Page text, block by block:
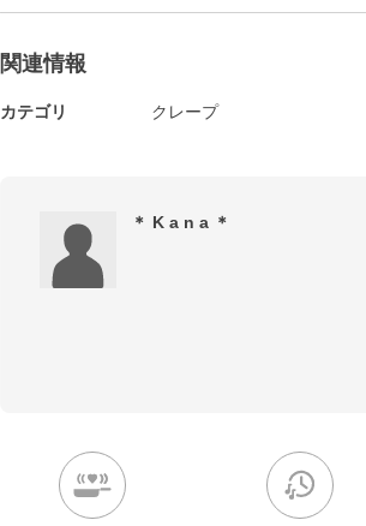
関連情報
カテゴリ クレープ
＊ K a n a ＊